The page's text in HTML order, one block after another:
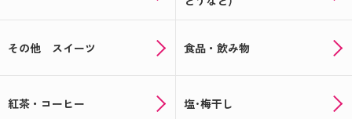
その他 スイーツ 食品・飲み物
紅茶・コーヒー 塩･梅干し